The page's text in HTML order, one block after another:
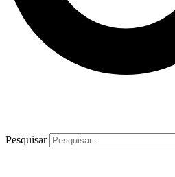
Pesquisar